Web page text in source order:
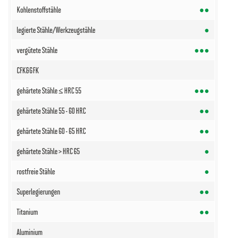
●●
●
●●●
●●●
●●
●●
●
●
●●
●●